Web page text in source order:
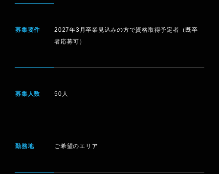
新着情報 / トピックス
アルバイト採用
会社案内
募集要件
2027年3月卒業見込みの方で資格取得予定者（既卒
者応募可）
募集人数 50人
勤務地 ご希望のエリア